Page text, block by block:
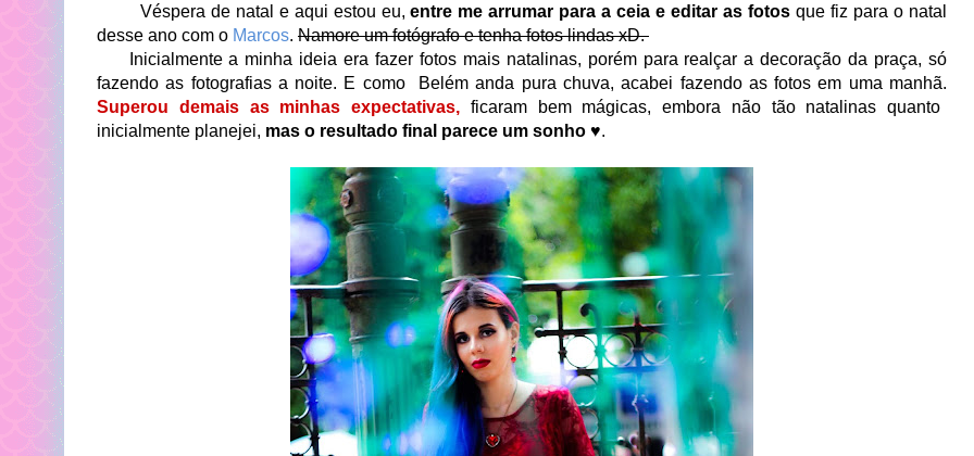
Véspera de natal e aqui estou eu,entre me arrumar para a ceia e editar as fotos que fiz para o natal
desse ano com o Marcos. Namore um fotógrafo e tenha fotos lindas xD.
Inicialmente a minha ideia era fazer fotos mais natalinas, porém para realçar a decoração da praça, só
fazendo as fotografias a noite. E como Belém anda pura chuva, acabei fazendo as fotos em uma manhã.
Superou demais as minhas expectativas, ficaram bem mágicas, embora não tão natalinas quanto
inicialmente planejei, mas o resultado final parece um sonho ♥.